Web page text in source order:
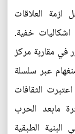
ازمة العلاقات
خفية.
في مقاربة مركز
عبر سلسلة
الثقافات
مابعد الحرب
الطبقية